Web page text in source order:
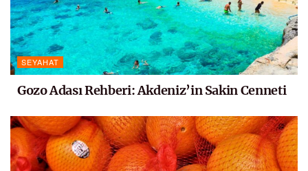
SEYAHAT
Gozo Adası Rehberi: Akdeniz’in Sakin Cenneti